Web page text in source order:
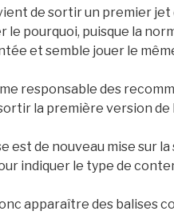
de sortir un premier jet
le pourquoi, puisque la
et semble jouer le
responsable des
la première version de
est de nouveau mise sur
indiquer le type de
apparaître des balises